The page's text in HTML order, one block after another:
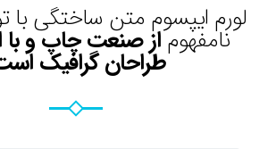
لورم ایپسوم متن ساختگی با
نامفهوماز صنعت چاپ و با
طراحان گرافیک